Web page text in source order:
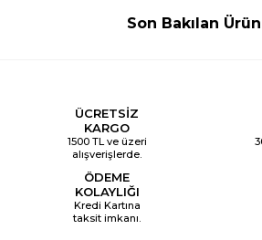
Son Bakılan
ÜCRETSİZ
KARGO
1500 TL ve üzeri
alışverişlerde.
ÖDEME
KOLAYLIĞI
Kredi Kartına
taksit imkanı.